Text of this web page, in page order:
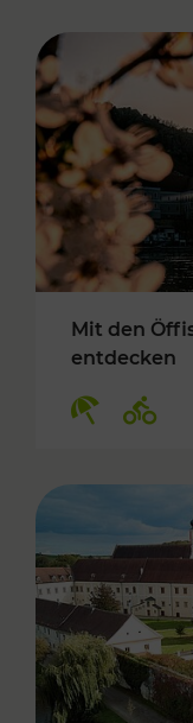
Mit den
entdecken